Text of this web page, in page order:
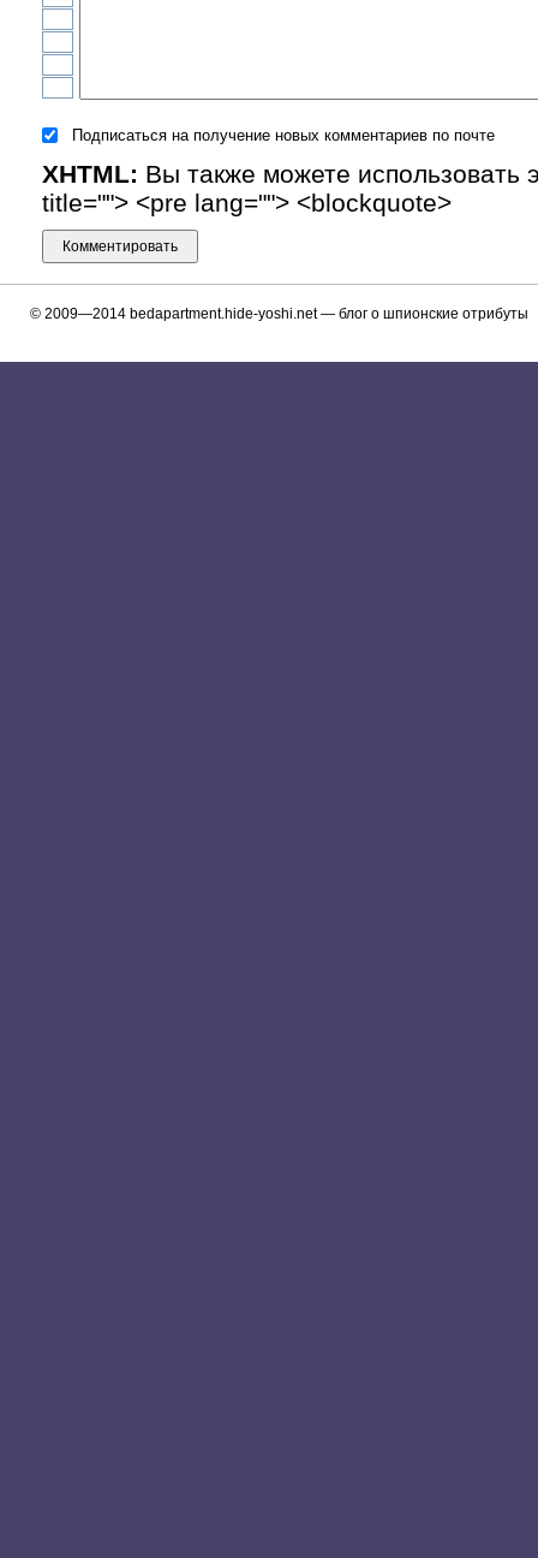
Подписаться на получение новых комментариев по почте
XHTML: Вы также можете использовать
title=""> <pre lang=""> <blockquote>
© 2009—2014 bedapartment.hide-yoshi.net— блог о шпионские отрибуты